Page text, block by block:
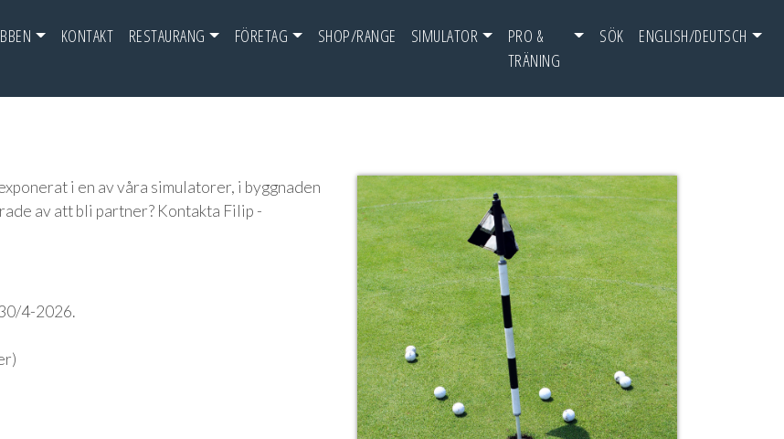
KONTAKT RESTAURANG FÖRETAG SHOP/RANGE SIMULATOR
PRO &
TRÄNING
SÖK ENGLISH/DEUTSCH
i en av våra simulatorer, i byggnaden
av att bli partner? Kontakta Filip -
4-2026.